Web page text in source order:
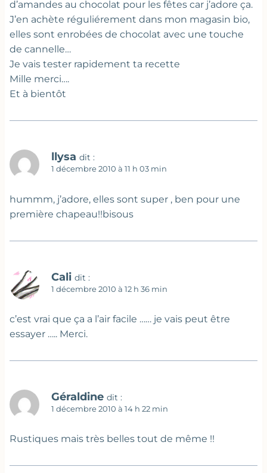
d’amandes au chocolat pour les fêtes car j’adore ça.
J’en achète réguliérement dans mon magasin bio,
elles sont enrobées de chocolat avec une touche
de cannelle…
Je vais tester rapidement ta recette
Mille merci….
Et à bientôt
llysa dit :
1 décembre 2010 à 11 h 03 min
hummm, j’adore, elles sont super , ben pour une
première chapeau!!bisous
Cali dit :
1 décembre 2010 à 12 h 36 min
c’est vrai que ça a l’air facile …… je vais peut être
essayer ….. Merci.
Géraldine dit :
1 décembre 2010 à 14 h 22 min
Rustiques mais très belles tout de même !!